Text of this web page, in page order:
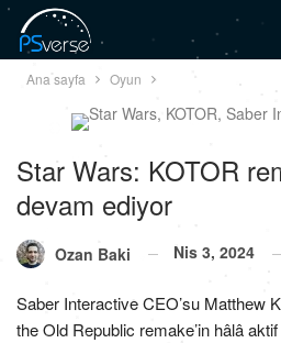
Ana sayfa Oyun
Star Wars: KOTOR
devam ediyor
Ozan Baki Nis 3, 2024
Saber Interactive CEO’su Matthew
the Old Republic remake’in hâlâ